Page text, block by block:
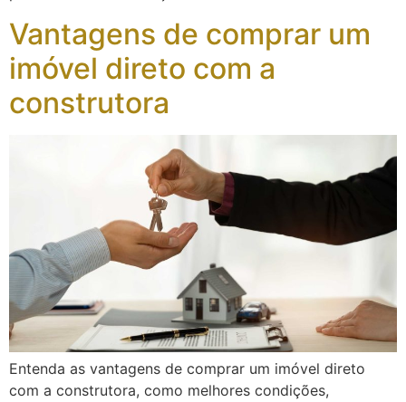
Vantagens de comprar um
imóvel direto com a
construtora
Entenda as vantagens de comprar um imóvel direto
com a construtora, como melhores condições,